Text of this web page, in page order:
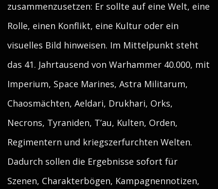
zusammenzusetzen: Er sollte auf eine Welt, eine
Rolle, einen Konflikt, eine Kultur oder ein
visuelles Bild hinweisen. Im Mittelpunkt steht
das 41. Jahrtausend von Warhammer 40.000, mit
Imperium, Space Marines, Astra Militarum,
Chaosmächten, Aeldari, Drukhari, Orks,
Necrons, Tyraniden, T’au, Kulten, Orden,
Regimentern und kriegszerfurchten Welten.
Dadurch sollen die Ergebnisse sofort für
Szenen, Charakterbögen, Kampagnennotizen,